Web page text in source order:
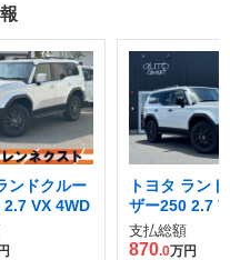
ンドクルー
VX 4WD
トヨタ ラン
ザー250 2.7
ースト エデ
4WD
支払総額
870.0万円